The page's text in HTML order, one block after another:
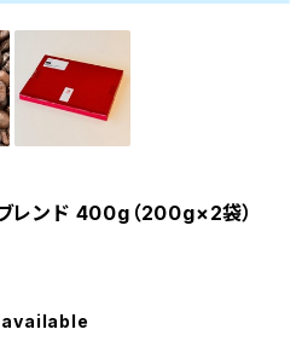
レンド 400g（200g×2袋）